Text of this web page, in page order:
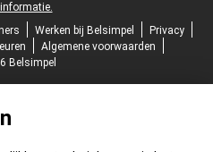
Werken bij Belsimpel
Privacy
Algemene voorwaarden
Belsimpel